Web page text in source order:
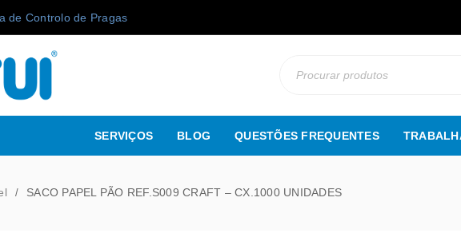
de Controlo de Pragas
SERVIÇOS BLOG QUESTÕES FREQUENTES
/ SACO PAPEL PÃO REF.S009 CRAFT – CX.1000 UNIDADES